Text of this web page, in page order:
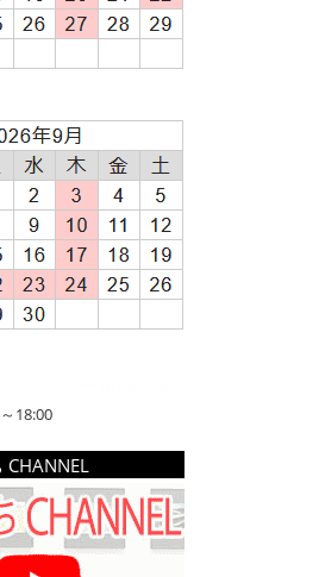
18:00
CHANNEL